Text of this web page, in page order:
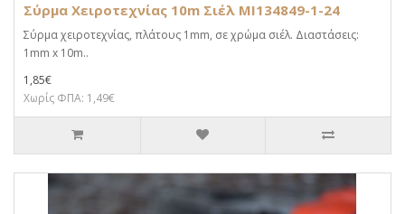
Σύρμα Χειροτεχνίας 10m Σιέλ MI134849-1-24
Σύρμα χειροτεχνίας, πλάτους 1mm, σε χρώμα σιέλ. Διαστάσεις:
1mm x 10m..
1,85€
Χωρίς ΦΠΑ: 1,49€